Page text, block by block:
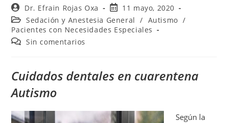
Dr. Efrain Rojas Oxa
11 mayo, 2020
Sedación y Anestesia General
/ Autismo /
Pacientes con Necesidades Especiales
Sin comentarios
Cuidados dentales en cuarentena
Autismo
Según la